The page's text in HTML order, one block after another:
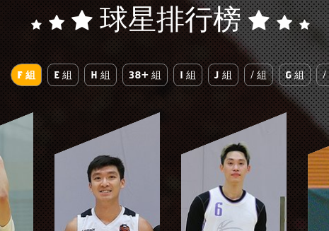
球星排行榜
F 組 E 組 H 組 38+ 組 I 組 J 組 / 組 G 組 /